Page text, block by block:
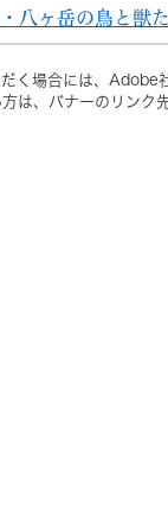
八ヶ岳の鳥と獣
く場合には、Adobe
は、バナーのリンク